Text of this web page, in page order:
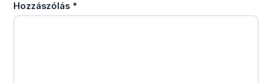
Hozzászólás *